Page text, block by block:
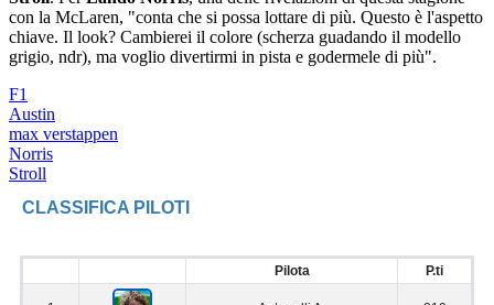
con la McLaren, "conta che si possa lottare di più. Questo è l'aspetto
chiave. Il look? Cambierei il colore (scherza guadando il modello
grigio, ndr), ma voglio divertirmi in pista e godermele di più".
F1
Austin
max verstappen
Norris
Stroll